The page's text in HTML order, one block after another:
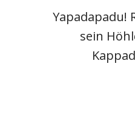
Yapadapadu!
sein